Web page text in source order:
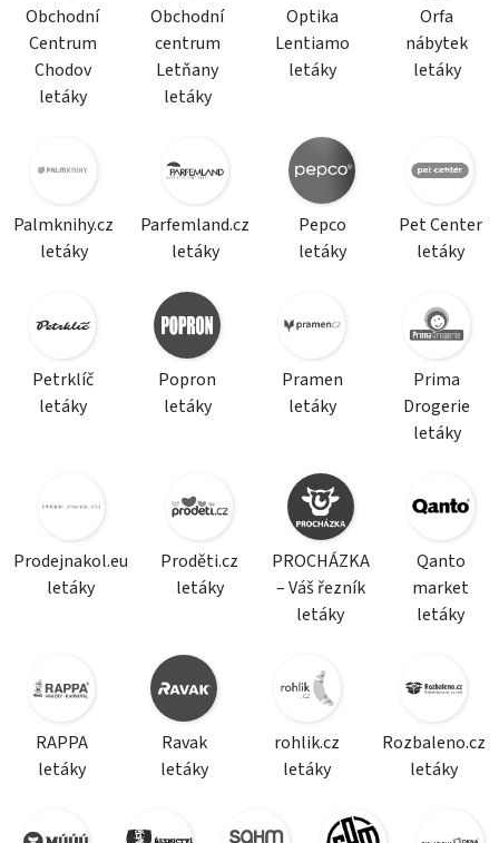
Obchodní
Centrum
Chodov
letáky
Obchodní
centrum
Letňany
letáky
Optika
Lentiamo
letáky
Orfa
nábytek
letáky
Palmknihy.cz
letáky
Parfemland.cz
letáky
Pepco
letáky
Pet Center
letáky
Petrklíč
letáky
Popron
letáky
Pramen
letáky
Prima
Drogerie
letáky
Prodejnakol.eu
letáky
Proděti.cz
letáky
PROCHÁZKA
– Váš řezník
letáky
Qanto
market
letáky
RAPPA
letáky
Ravak
letáky
rohlik.cz
letáky
Rozbaleno.cz
letáky